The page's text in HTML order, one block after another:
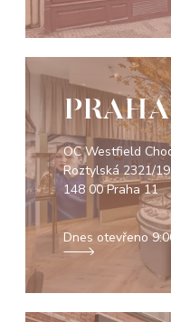
OC Westfield
Roztylská 2321/19
148 00 Praha 11
Dnes otevřeno